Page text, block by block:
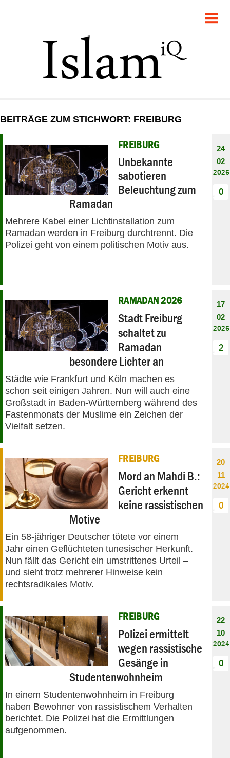
GESELLSCHAFT
STARTSEITE
DEBATTE
PANORAMA
BEITRÄGE ZUM STICHWORT: FREIBURG
FREIBURG
Unbekannte
sabotieren
Beleuchtung zum
Ramadan
Mehrere Kabel einer Lichtinstallation zum
Ramadan werden in Freiburg durchtrennt. Die
Polizei geht von einem politischen Motiv aus.
24
02
2026
0
RAMADAN 2026
Stadt Freiburg
schaltet zu
Ramadan
besondere Lichter an
Städte wie Frankfurt und Köln machen es
schon seit einigen Jahren. Nun will auch eine
Großstadt in Baden-Württemberg während des
Fastenmonats der Muslime ein Zeichen der
Vielfalt setzen.
17
02
2026
2
FREIBURG
Mord an Mahdi B.:
Gericht erkennt
keine rassistischen
Motive
Ein 58-jähriger Deutscher tötete vor einem
Jahr einen Geflüchteten tunesischer Herkunft.
Nun fällt das Gericht ein umstrittenes Urteil –
und sieht trotz mehrerer Hinweise kein
rechtsradikales Motiv.
20
11
2024
0
FREIBURG
Polizei ermittelt
wegen rassistische
Gesänge in
Studentenwohnheim
In einem Studentenwohnheim in Freiburg
haben Bewohner von rassistischem Verhalten
berichtet. Die Polizei hat die Ermittlungen
aufgenommen.
22
10
2024
0